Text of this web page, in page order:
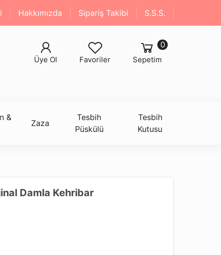
Hakkımızda Sipariş Takibi S.S.S.
Sepetim
0
Favoriler
Üye Ol
&
Zaza
Tesbih
Püskülü
Tesbih
Kutusu
Damla Kehribar